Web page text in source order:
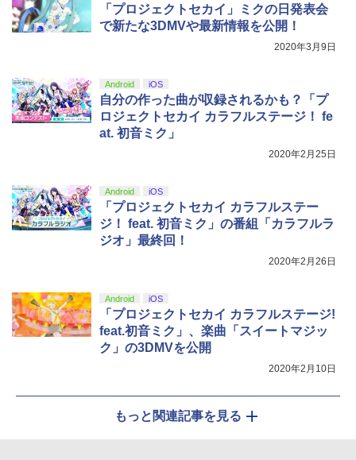
『映画 ラブライブ！蓮ノ空女学院スクー
y』Blu-ray（特装限定版）
￥8,589
「プロジェクトセカイ」ミクの日発表会
で新たな3DMVや最新情報を公開！
2020年3月9日
Android iOS
自分の作った曲が収録されるかも？「プ
ロジェクトセカイ カラフルステージ！ fe
at. 初音ミク」
2020年2月25日
Android iOS
「プロジェクトセカイ カラフルステー
ジ！ feat. 初音ミク」の番組「カラフルラ
ジオ」最終回！
2020年2月26日
Android iOS
「プロジェクトセカイ カラフルステージ!
feat.初音ミク」、楽曲「スイートマジッ
ク」の3DMVを公開
2020年2月10日
もっと関連記事を見る